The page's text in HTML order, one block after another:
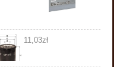
11,03zł